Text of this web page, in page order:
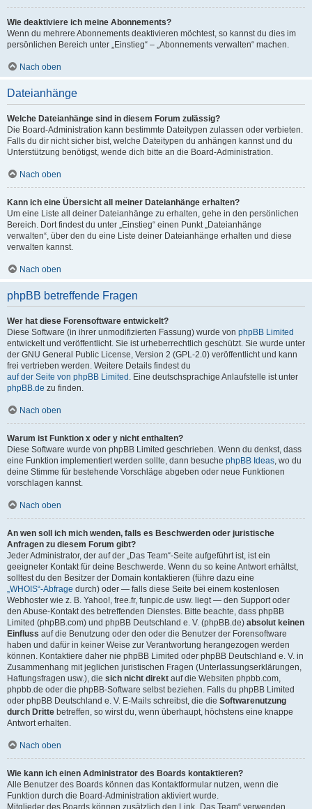
Wie deaktiviere ich meine Abonnements?
Wenn du mehrere Abonnements deaktivieren möchtest, so kannst du dies im
persönlichen Bereich unter „Einstieg“ – „Abonnements verwalten“ machen.
Nach oben
Dateianhänge
Welche Dateianhänge sind in diesem Forum zulässig?
Die Board-Administration kann bestimmte Dateitypen zulassen oder verbieten.
Falls du dir nicht sicher bist, welche Dateitypen du anhängen kannst und du
Unterstützung benötigst, wende dich bitte an die Board-Administration.
Nach oben
Kann ich eine Übersicht all meiner Dateianhänge erhalten?
Um eine Liste all deiner Dateianhänge zu erhalten, gehe in den persönlichen
Bereich. Dort findest du unter „Einstieg“ einen Punkt „Dateianhänge
verwalten“, über den du eine Liste deiner Dateianhänge erhalten und diese
verwalten kannst.
Nach oben
phpBB betreffende Fragen
Wer hat diese Forensoftware entwickelt?
Diese Software (in ihrer unmodifizierten Fassung) wurde von phpBB Limited
entwickelt und veröffentlicht. Sie ist urheberrechtlich geschützt. Sie wurde unter
der GNU General Public License, Version 2 (GPL-2.0) veröffentlicht und kann
frei vertrieben werden. Weitere Details findest du
auf der Seite von phpBB Limited . Eine deutschsprachige Anlaufstelle ist unter
phpBB.de zu finden.
Nach oben
Warum ist Funktion x oder y nicht enthalten?
Diese Software wurde von phpBB Limited geschrieben. Wenn du denkst, dass
eine Funktion implementiert werden sollte, dann besuche phpBB Ideas, wo du
deine Stimme für bestehende Vorschläge abgeben oder neue Funktionen
vorschlagen kannst.
Nach oben
An wen soll ich mich wenden, falls es Beschwerden oder juristische
Anfragen zu diesem Forum gibt?
Jeder Administrator, der auf der „Das Team“-Seite aufgeführt ist, ist ein
geeigneter Kontakt für deine Beschwerde. Wenn du so keine Antwort erhältst,
solltest du den Besitzer der Domain kontaktieren (führe dazu eine
„WHOIS“-Abfrage durch) oder — falls diese Seite bei einem kostenlosen
Webhoster wie z. B. Yahoo!, free.fr, funpic.de usw. liegt — den Support oder
den Abuse-Kontakt des betreffenden Dienstes. Bitte beachte, dass phpBB
Limited (phpBB.com) und phpBB Deutschland e. V. (phpBB.de) absolut keinen
Einfluss auf die Benutzung oder den oder die Benutzer der Forensoftware
haben und dafür in keiner Weise zur Verantwortung herangezogen werden
können. Kontaktiere daher nie phpBB Limited oder phpBB Deutschland e. V. in
Zusammenhang mit jeglichen juristischen Fragen (Unterlassungserklärungen,
Haftungsfragen usw.), die sich nicht direkt auf die Websiten phpbb.com,
phpbb.de oder die phpBB-Software selbst beziehen. Falls du phpBB Limited
oder phpBB Deutschland e. V. E-Mails schreibst, die die Softwarenutzung
durch Dritte betreffen, so wirst du, wenn überhaupt, höchstens eine knappe
Antwort erhalten.
Nach oben
Wie kann ich einen Administrator des Boards kontaktieren?
Alle Benutzer des Boards können das Kontaktformular nutzen, wenn die
Funktion durch die Board-Administration aktiviert wurde.
Mitglieder des Boards können zusätzlich den Link „Das Team“ verwenden.